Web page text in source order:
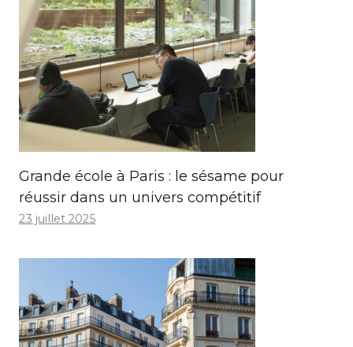
Grande école à Paris : le sésame pour
réussir dans un univers compétitif
23 juillet 2025